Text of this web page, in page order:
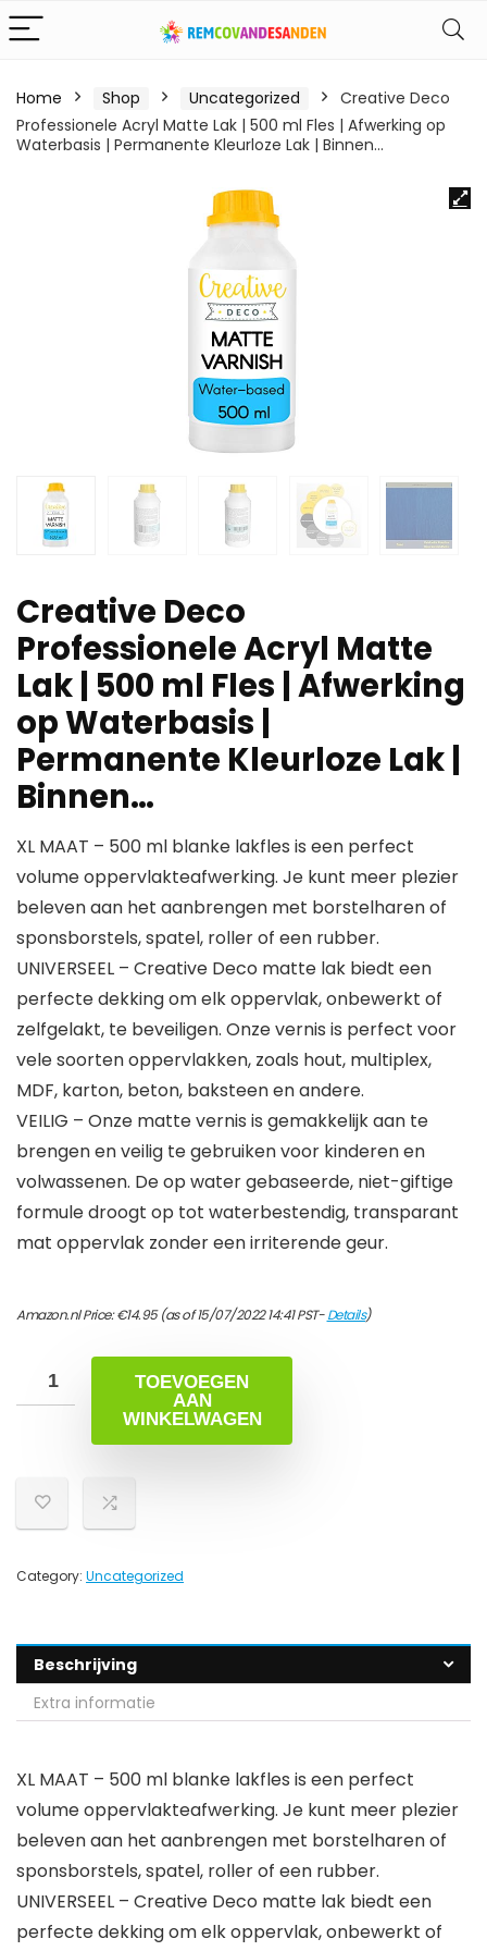
Home Shop Uncategorized
Creative Deco
Professionele Acryl Matte Lak | 500 ml Fles | Afwerking op
Waterbasis | Permanente Kleurloze Lak | Binnen…
Creative Deco
Professionele Acryl Matte
Lak | 500 ml Fles | Afwerking
op Waterbasis |
Permanente Kleurloze Lak |
Binnen…
XL MAAT – 500 ml blanke lakfles is een perfect
volume oppervlakteafwerking. Je kunt meer plezier
beleven aan het aanbrengen met borstelharen of
sponsborstels, spatel, roller of een rubber.
UNIVERSEEL – Creative Deco matte lak biedt een
perfecte dekking om elk oppervlak, onbewerkt of
zelfgelakt, te beveiligen. Onze vernis is perfect voor
vele soorten oppervlakken, zoals hout, multiplex,
MDF, karton, beton, baksteen en andere.
VEILIG – Onze matte vernis is gemakkelijk aan te
brengen en veilig te gebruiken voor kinderen en
volwassenen. De op water gebaseerde, niet-giftige
formule droogt op tot waterbestendig, transparant
mat oppervlak zonder een irriterende geur.
Amazon.nl Price:€14.95(as of 15/07/2022 14:41 PST-Details)
TOEVOEGEN
AAN
WINKELWAGEN
Category: Uncategorized
Beschrijving
Extra informatie
XL MAAT – 500 ml blanke lakfles is een perfect
volume oppervlakteafwerking. Je kunt meer plezier
beleven aan het aanbrengen met borstelharen of
sponsborstels, spatel, roller of een rubber.
UNIVERSEEL – Creative Deco matte lak biedt een
perfecte dekking om elk oppervlak, onbewerkt of